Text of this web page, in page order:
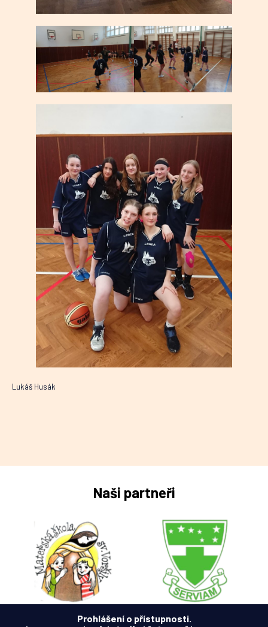
Lukáš Husák
Naši partneři
Prohlášení o přístupnosti.